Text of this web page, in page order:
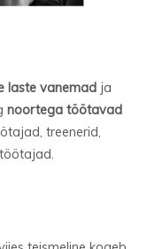
laste vanemad ja
noortega töötavad
treenerid,